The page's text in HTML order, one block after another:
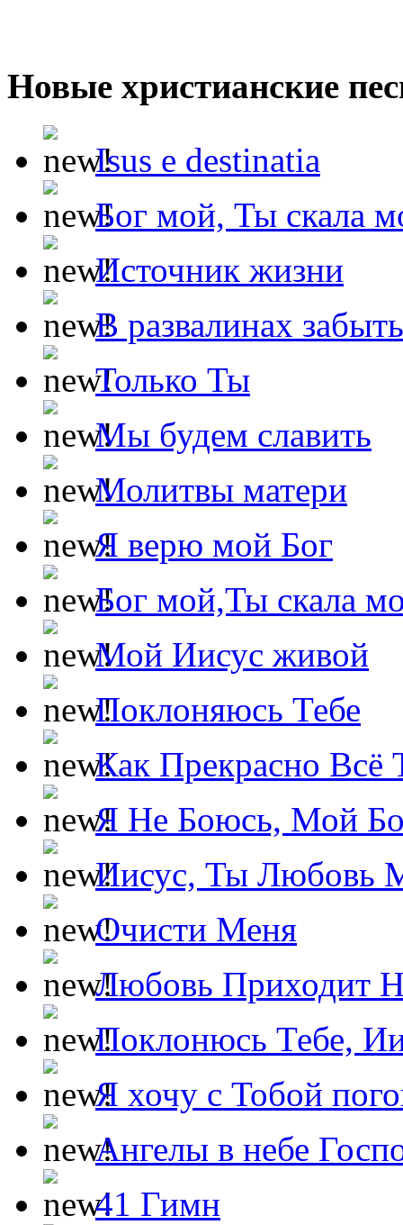
Новые христианские
Isus e destinatia
Бог мой, Ты скала
Источник жизни
В развалинах
Только Ты
Мы будем славить
Молитвы матери
Я верю мой Бог
Бог мой,Ты скала
Мой Иисус живой
Поклоняюсь Тебе
Как Прекрасно Всё
Я Не Боюсь, Мой
Иисус, Ты Любовь
Очисти Меня
Любовь Приходит
Поклонюсь Тебе,
Я хочу с Тобой
Ангелы в небе
41 Гимн